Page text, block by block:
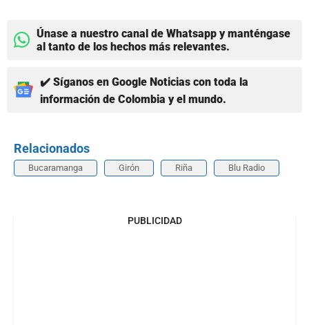
Únase a nuestro canal de Whatsapp y manténgase
al tanto de los hechos más relevantes.
✔️ Síganos en Google Noticias con toda la
información de Colombia y el mundo.
Relacionados
Bucaramanga Girón Riña Blu Radio
PUBLICIDAD